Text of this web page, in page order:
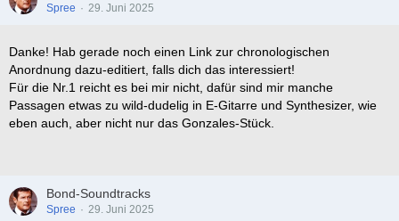
Spree 29. Juni 2025
Danke! Hab gerade noch einen Link zur chronologischen
Anordnung dazu-editiert, falls dich das interessiert!
Für die Nr.1 reicht es bei mir nicht, dafür sind mir manche
Passagen etwas zu wild-dudelig in E-Gitarre und Synthesizer, wie
eben auch, aber nicht nur das Gonzales-Stück.
Bond-Soundtracks
Spree 29. Juni 2025